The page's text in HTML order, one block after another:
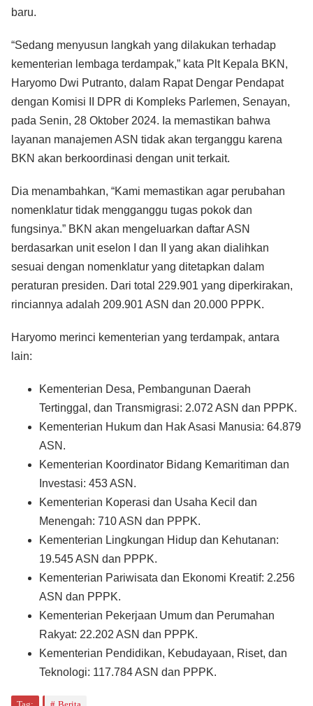
baru.
“Sedang menyusun langkah yang dilakukan terhadap
kementerian lembaga terdampak,” kata Plt Kepala BKN,
Haryomo Dwi Putranto, dalam Rapat Dengar Pendapat
dengan Komisi II DPR di Kompleks Parlemen, Senayan,
pada Senin, 28 Oktober 2024. Ia memastikan bahwa
layanan manajemen ASN tidak akan terganggu karena
BKN akan berkoordinasi dengan unit terkait.
Dia menambahkan, “Kami memastikan agar perubahan
nomenklatur tidak mengganggu tugas pokok dan
fungsinya.” BKN akan mengeluarkan daftar ASN
berdasarkan unit eselon I dan II yang akan dialihkan
sesuai dengan nomenklatur yang ditetapkan dalam
peraturan presiden. Dari total 229.901 yang diperkirakan,
rinciannya adalah 209.901 ASN dan 20.000 PPPK.
Haryomo merinci kementerian yang terdampak, antara
lain:
Kementerian Desa, Pembangunan Daerah
Tertinggal, dan Transmigrasi: 2.072 ASN dan PPPK.
Kementerian Hukum dan Hak Asasi Manusia: 64.879
ASN.
Kementerian Koordinator Bidang Kemaritiman dan
Investasi: 453 ASN.
Kementerian Koperasi dan Usaha Kecil dan
Menengah: 710 ASN dan PPPK.
Kementerian Lingkungan Hidup dan Kehutanan:
19.545 ASN dan PPPK.
Kementerian Pariwisata dan Ekonomi Kreatif: 2.256
ASN dan PPPK.
Kementerian Pekerjaan Umum dan Perumahan
Rakyat: 22.202 ASN dan PPPK.
Kementerian Pendidikan, Kebudayaan, Riset, dan
Teknologi: 117.784 ASN dan PPPK.